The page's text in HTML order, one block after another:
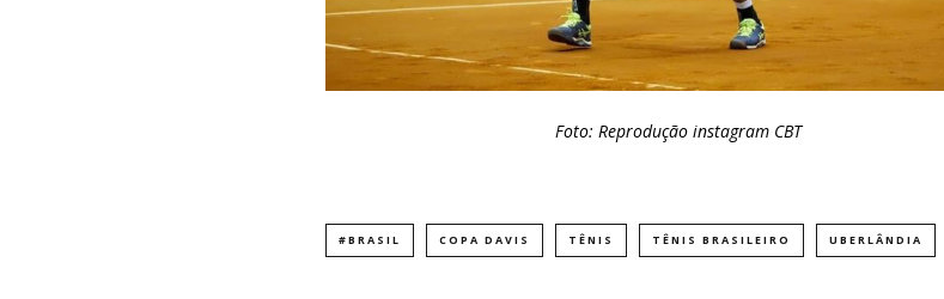
Foto: Reprodução instagram CBT
#BRASIL COPA DAVIS TÊNIS TÊNIS BRASILEIRO UBERLÂNDIA